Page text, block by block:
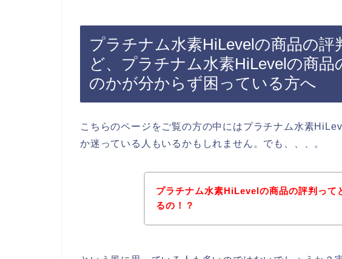
プラチナム水素HiLevelの商品の評
ど、プラチナム水素HiLevelの商品
のかが分からず困っている方へ
こちらのページをご覧の方の中にはプラチナム水素
か迷っている人もいるかもしれません。でも、、、。
プラチナム水素HiLevelの商品の評判って
るの！？